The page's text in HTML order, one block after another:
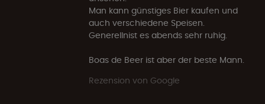
Man kann günstiges Bier kaufen und
auch verschiedene Speisen.
Generellnist es abends sehr ruhig.
Boas de Beer ist aber der beste Mann.
Rezension von Google